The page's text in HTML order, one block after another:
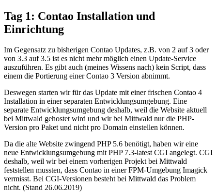
Tag 1: Contao Installation und
Einrichtung
Im Gegensatz zu bisherigen Contao Updates, z.B. von 2 auf 3 oder
von 3.3 auf 3.5 ist es nicht mehr möglich einen Update-Service
auszuführen. Es gibt auch (meines Wissens nach) kein Script, dass
einem die Portierung einer Contao 3 Version abnimmt.
Deswegen starten wir für das Update mit einer frischen Contao 4
Installation in einer separaten Entwicklungsumgebung. Eine
separate Entwicklungsumgebung deshalb, weil die Website aktuell
bei Mittwald gehostet wird und wir bei Mittwald nur die PHP-
Version pro Paket und nicht pro Domain einstellen können.
Da die alte Website zwingend PHP 5.6 benötigt, haben wir eine
neue Entwicklungsumgebung mit PHP 7.3-latest CGI angelegt. CGI
deshalb, weil wir bei einem vorherigen Projekt bei Mittwald
feststellen mussten, dass Contao in einer FPM-Umgebung Imagick
vermisst. Bei CGI-Versionen besteht bei Mittwald das Problem
nicht. (Stand 26.06.2019)